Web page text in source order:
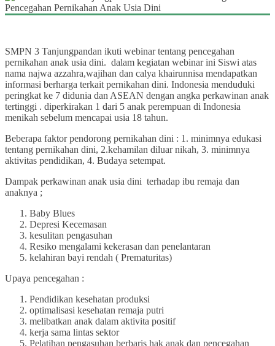
SMPN 3 Tanjungpandan ikuti webinar tentang pencegahan
pernikahan anak usia dini. dalam kegiatan webinar ini Siswi atas
nama najwa azzahra,wajihan dan calya khairunnisa mendapatkan
informasi berharga terkait pernikahan dini. Indonesia menduduki
peringkat ke 7 didunia dan ASEAN dengan angka perkawinan anak
tertinggi . diperkirakan 1 dari 5 anak perempuan di Indonesia
menikah sebelum mencapai usia 18 tahun.
Beberapa faktor pendorong pernikahan dini : 1. minimnya edukasi
tentang pernikahan dini, 2.kehamilan diluar nikah, 3. minimnya
aktivitas pendidikan, 4. Budaya setempat.
Dampak perkawinan anak usia dini terhadap ibu remaja dan
anaknya ;
Baby Blues
Depresi Kecemasan
kesulitan pengasuhan
Resiko mengalami kekerasan dan penelantaran
kelahiran bayi rendah ( Prematuritas)
Upaya pencegahan :
Pendidikan kesehatan produksi
optimalisasi kesehatan remaja putri
melibatkan anak dalam aktivita positif
kerja sama lintas sektor
Pelatihan pengasuhan berbaris hak anak dan pencegahan